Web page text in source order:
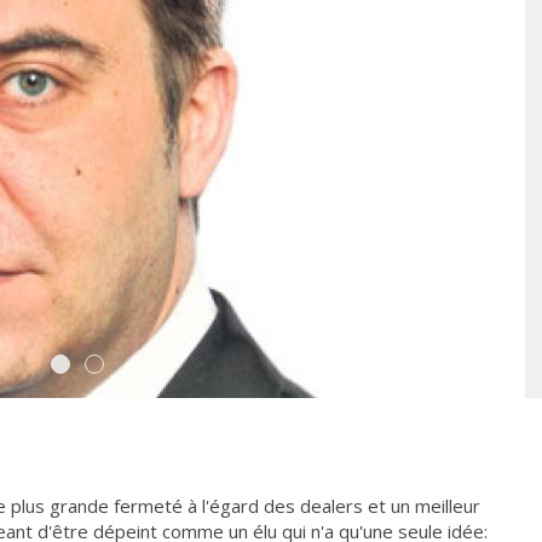
plus grande fermeté à l'égard des dealers et un meilleur
d'être dépeint comme un élu qui n'a qu'une seule idée: